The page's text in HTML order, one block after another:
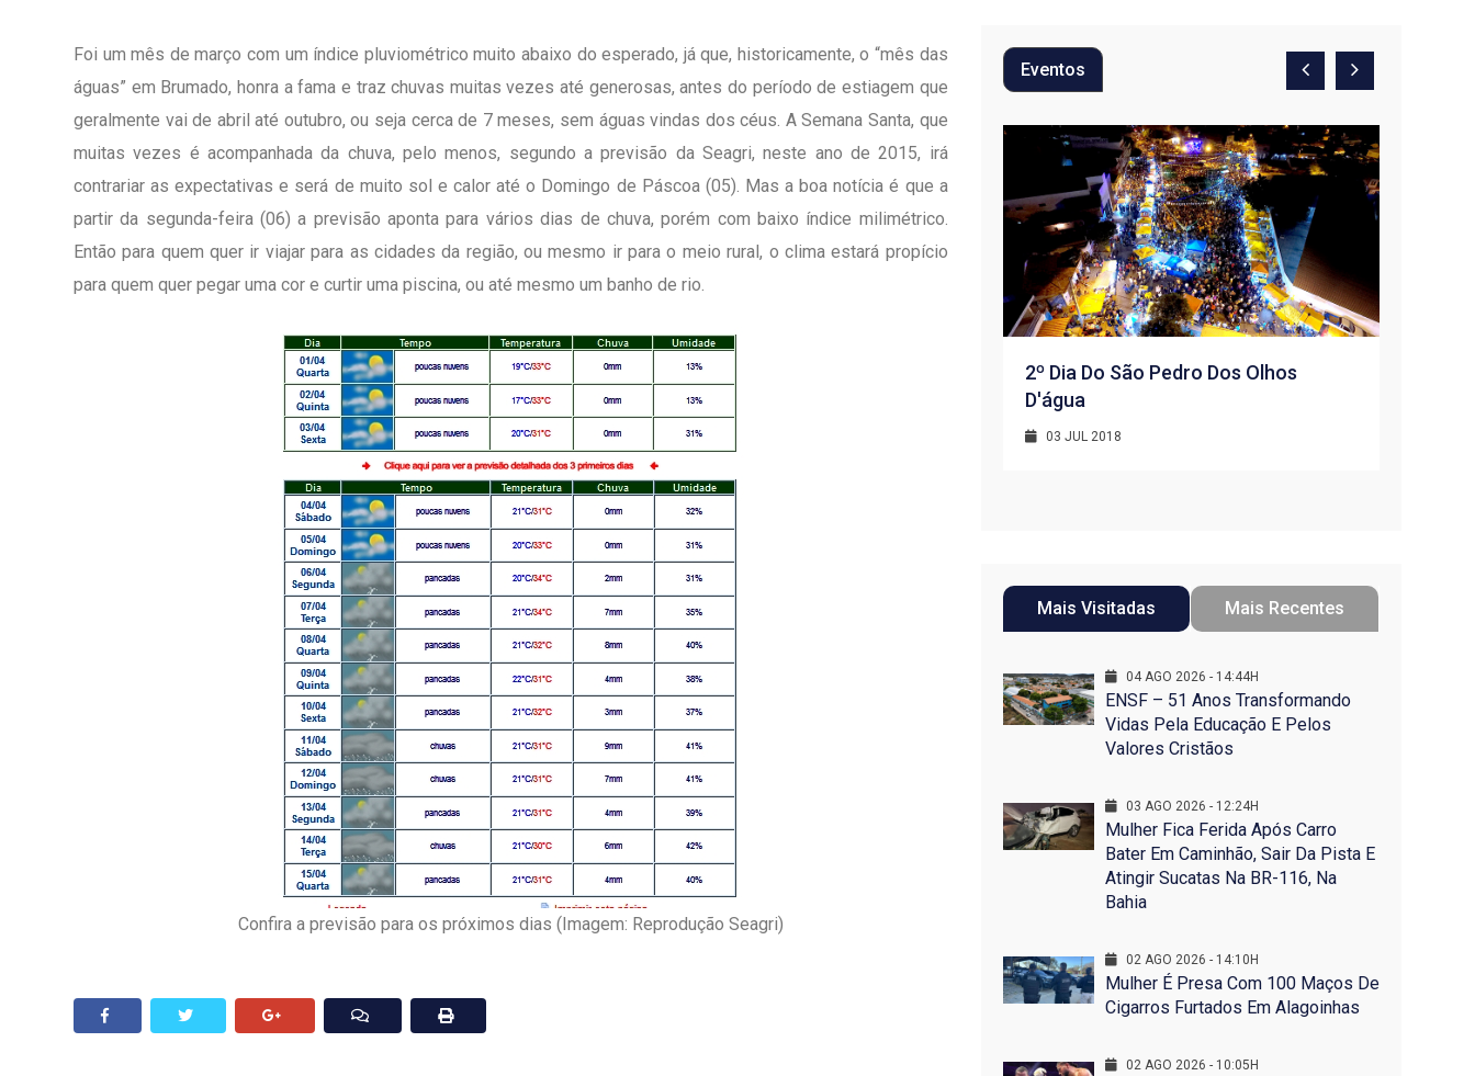
Foi um mês de março com um índice pluviométrico muito abaixo do esperado, já que, historicamente, o “mês das
águas” em Brumado, honra a fama e traz chuvas muitas vezes até generosas, antes do período de estiagem que
geralmente vai de abril até outubro, ou seja cerca de 7 meses, sem águas vindas dos céus. A Semana Santa, que
muitas vezes é acompanhada da chuva, pelo menos, segundo a previsão da Seagri, neste ano de 2015, irá
contrariar as expectativas e será de muito sol e calor até o Domingo de Páscoa (05). Mas a boa notícia é que a
partir da segunda-feira (06) a previsão aponta para vários dias de chuva, porém com baixo índice milimétrico.
Então para quem quer ir viajar para as cidades da região, ou mesmo ir para o meio rural, o clima estará propício
para quem quer pegar uma cor e curtir uma piscina, ou até mesmo um banho de rio.
Confira a previsão para os próximos dias (Imagem: Reprodução Seagri)
Eventos
1º Dia - São Pedro Do Bairro Olhos
D’água
01 JUL 2018
Inauguração Da Franquia HINODE
CENTER Em Brumado
2º Dia Do São Pedro Dos Olhos
D'água
03 JUL 2018
Mais Visitadas Mais Recentes
04 AGO 2026 - 14:44H
ENSF – 51 Anos Transformando
Vidas Pela Educação E Pelos
Valores Cristãos
03 AGO 2026 - 12:24H
Mulher Fica Ferida Após Carro
Bater Em Caminhão, Sair Da Pista E
Atingir Sucatas Na BR-116, Na
Bahia
02 AGO 2026 - 14:10H
Mulher É Presa Com 100 Maços De
Cigarros Furtados Em Alagoinhas
02 AGO 2026 - 10:05H